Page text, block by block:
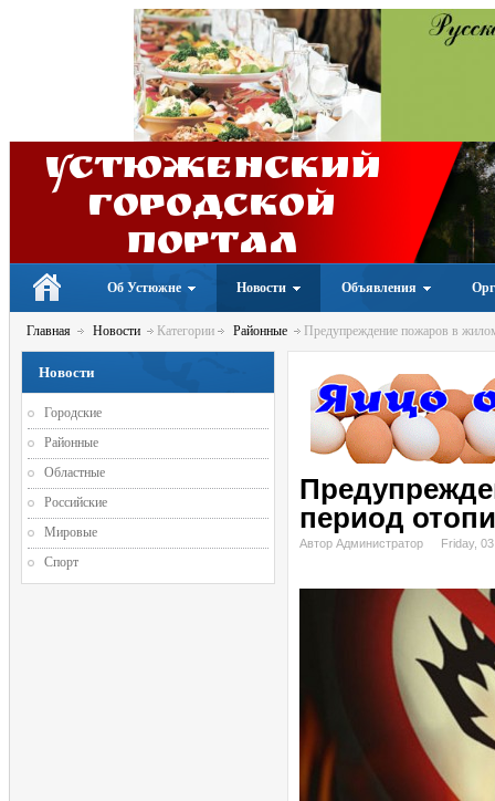
Устюженский
Городской
портал
Об Устюжне Новости Объявления
Главная Новости Категории Районные Предупреждение пожаров в
период
Автор Администратор Friday,
Новости
Городские
Районные
Областные
Российские
Мировые
Спорт